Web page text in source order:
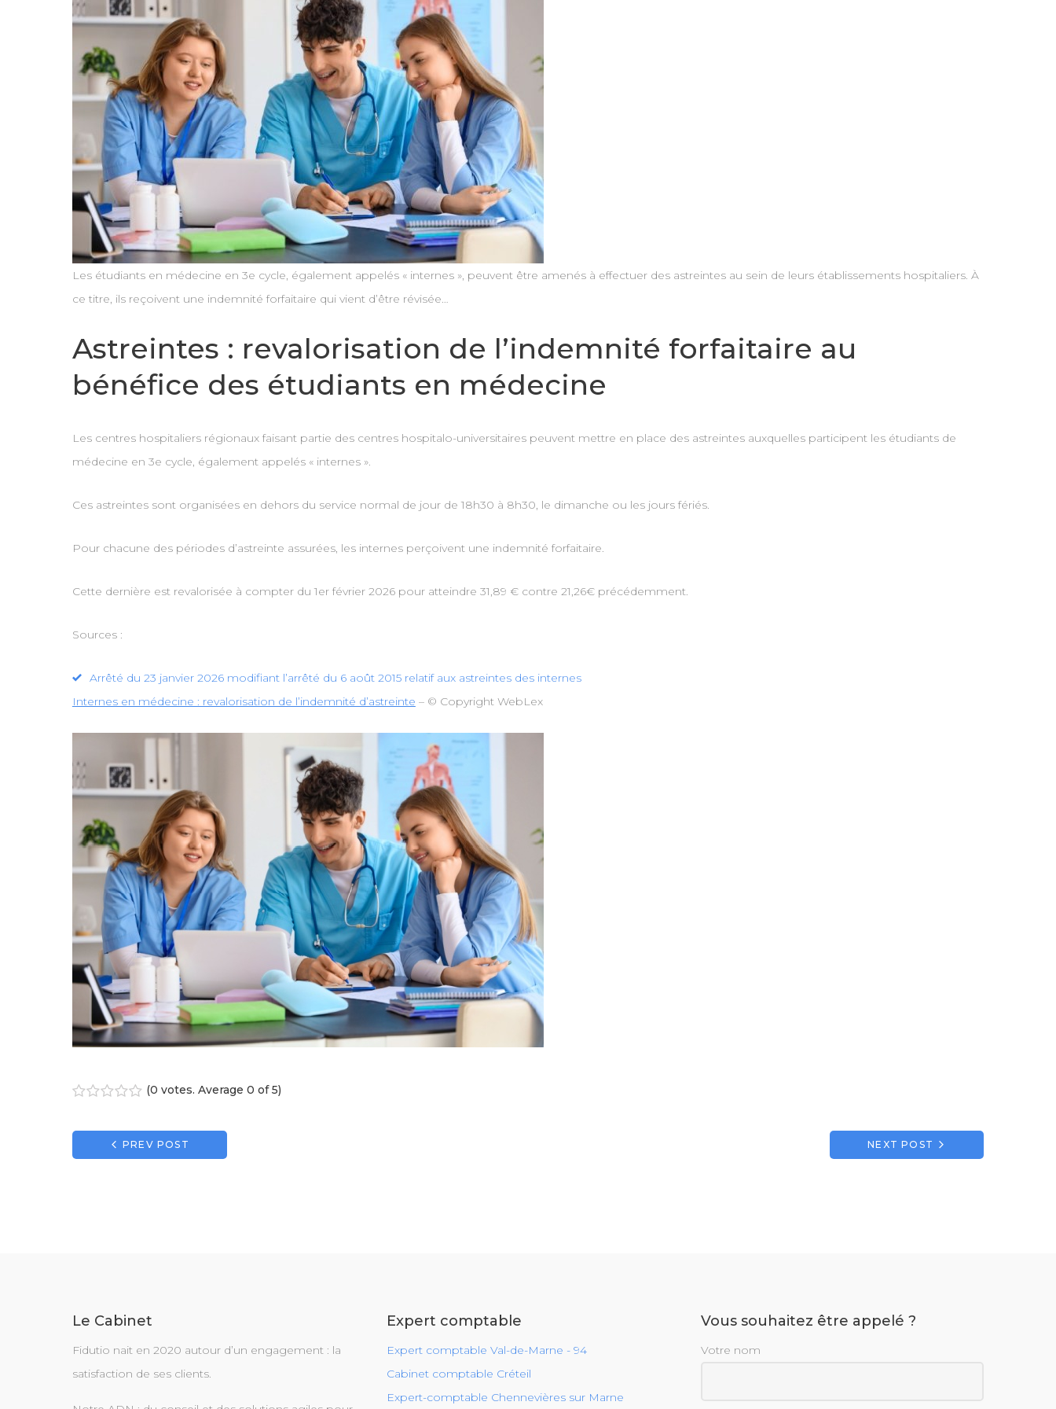
Les étudiants en médecine en 3e cycle, également appelés « internes », peuvent être amenés à effectuer des astreintes au sein de leurs établissements hospitaliers. À
ce titre, ils reçoivent une indemnité forfaitaire qui vient d’être révisée…
Astreintes : revalorisation de l’indemnité forfaitaire au
bénéfice des étudiants en médecine
Les centres hospitaliers régionaux faisant partie des centres hospitalo-universitaires peuvent mettre en place des astreintes auxquelles participent les étudiants de
médecine en 3e cycle, également appelés « internes ».
Ces astreintes sont organisées en dehors du service normal de jour de 18h30 à 8h30, le dimanche ou les jours fériés.
Pour chacune des périodes d’astreinte assurées, les internes perçoivent une indemnité forfaitaire.
Cette dernière est revalorisée à compter du 1er février 2026 pour atteindre 31,89 € contre 21,26€ précédemment.
Sources :
Arrêté du 23 janvier 2026 modifiant l’arrêté du 6 août 2015 relatif aux astreintes des internes
Internes en médecine : revalorisation de l’indemnité d’astreinte – © Copyright WebLex
(0 votes. Average 0 of 5)
Navigation
PREV POST NEXT POST
Le Cabinet
Fidutio nait en 2020 autour d’un engagement : la
satisfaction de ses clients.
Expert comptable
Expert comptable Val-de-Marne - 94
Cabinet comptable Créteil
Expert-comptable Chennevières sur Marne
Vous souhaitez être appelé ?
Votre nom